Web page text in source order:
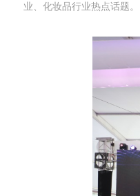
业、化妆品行业热点话题。